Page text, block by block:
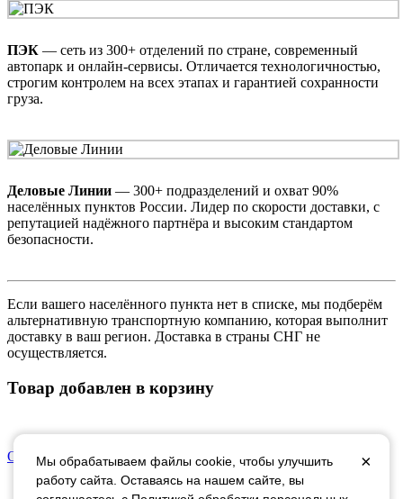
ПЭК — сеть из 300+ отделений по стране, современный
автопарк и онлайн‑сервисы. Отличается технологичностью,
строгим контролем на всех этапах и гарантией сохранности
груза.
Деловые Линии — 300+ подразделений и охват 90%
населённых пунктов России. Лидер по скорости доставки, с
репутацией надёжного партнёра и высоким стандартом
безопасности.
Если вашего населённого пункта нет в списке, мы подберём
альтернативную транспортную компанию, которая выполнит
доставку в ваш регион. Доставка в страны СНГ не
осуществляется.
Товар добавлен в корзину
Оформить заказ Продолжить покупки ×
Мы обрабатываем файлы cookie, чтобы улучшить
работу сайта. Оставаясь на нашем сайте, вы